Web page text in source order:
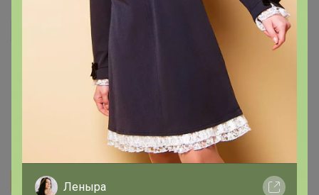
А какой лучше брать магний? Этот или тот, который
200 мг на таблетку? Есть между ними кроме формы
какая-то разница в эффективности?
17 апреля, 2025 09:04
Бонифаций
Леныра